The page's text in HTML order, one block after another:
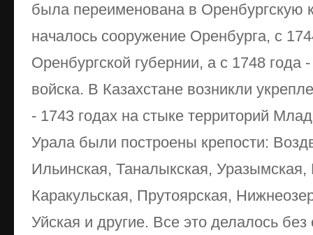
была переименована в Оренбургскую
началось сооружение Оренбурга, с
Оренбургской губернии, а с 1748 года
войска. В Казахстане возникли
- 1743 годах на стыке территорий
Урала были построены крепости:
Ильинская, Таналыкская, Уразымская,
Каракульская, Прутоярская,
Уйская и другие. Все это делалось без